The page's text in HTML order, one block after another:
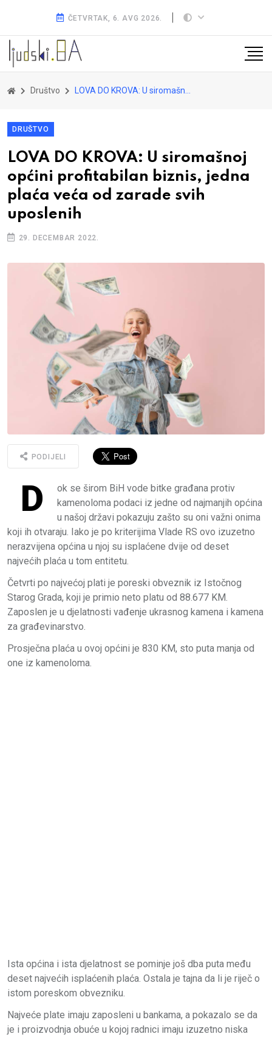
ČETVRTAK, 6. AVG 2026.
Društvo LOVA DO KROVA: U siromašnoj općini profitabilan biznis, jedna plaća veća od zarade svih uposlenih
DRUŠTVO
LOVA DO KROVA: U siromašnoj
općini profitabilan biznis, jedna
plaća veća od zarade svih
uposlenih
29. DECEMBAR 2022.
PODIJELI
D
ok se širom BiH vode bitke građana protiv
kamenoloma podaci iz jedne od najmanjih općina
u našoj državi pokazuju zašto su oni važni onima
koji ih otvaraju. Iako je po kriterijima Vlade RS ovo izuzetno
nerazvijena općina u njoj su isplaćene dvije od deset
najvećih plaća u tom entitetu.
Četvrti po najvećoj plati je poreski obveznik iz Istočnog
Starog Grada, koji je primio neto platu od 88.677 KM.
Zaposlen je u djelatnosti vađenje ukrasnog kamena i kamena
za građevinarstvo.
Prosječna plaća u ovoj općini je 830 KM, sto puta manja od
one iz kamenoloma.
Ista općina i ista djelatnost se pominje još dba puta među
deset najvećih isplaćenih plaća. Ostala je tajna da li je riječ o
istom poreskom obvezniku.
Najveće plate imaju zaposleni u bankama, a pokazalo se da
je i proizvodnja obuće u kojoj radnici imaju izuzetno niska